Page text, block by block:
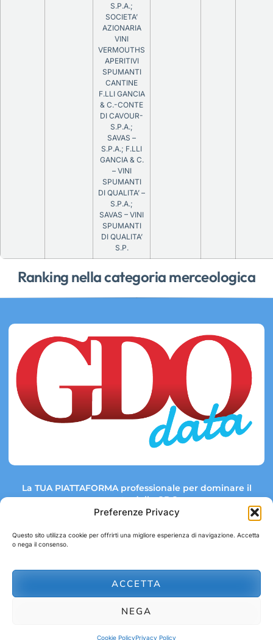
Preferenze Privacy
Questo sito utilizza cookie per offrirti una migliore esperienza di navigazione. Accetta
o nega il consenso.
ACCETTA
NEGA
Cookie PolicyPrivacy Policy
Ranking nella categoria merceologica
S.P.A.;
SOCIETA’
AZIONARIA
VINI
VERMOUTHS
APERITIVI
SPUMANTI
CANTINE
F.LLI GANCIA
& C.-CONTE
DI CAVOUR-
S.P.A.;
SAVAS –
S.P.A.; F.LLI
GANCIA & C.
– VINI
SPUMANTI
DI QUALITA’ –
S.P.A.;
SAVAS – VINI
SPUMANTI
DI QUALITA’
S.P.
La TUA PIATTAFORMA professionale per dominare il
mercato della GDO.
Link rapidi:
abbonamenti@gdodata.it